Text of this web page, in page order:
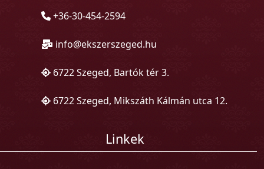
+36-30-454-2594
info@ekszerszeged.hu
6722 Szeged, Bartók tér 3.
6722 Szeged, Mikszáth Kálmán utca 12.
Linkek